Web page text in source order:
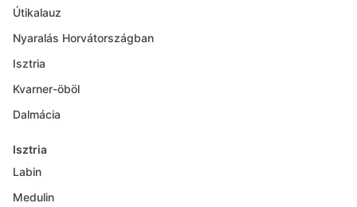
Útikalauz
Nyaralás Horvátországban
Isztria
Kvarner-öböl
Dalmácia
Isztria
Labin
Medulin